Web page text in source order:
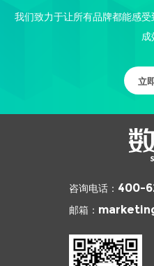
我们致力于让所有品牌都能感
成
立
咨询电话： 400-
邮箱：